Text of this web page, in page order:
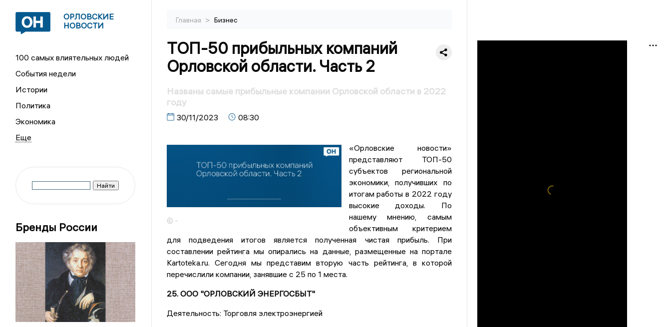
ОРЛОВСКИЕ
НОВОСТИ
100 самых влиятельных людей
События недели
Истории
Политика
Экономика
Бренды России
Главная > Бизнес
ТОП-50 прибыльных компаний
Орловской области. Часть 2
Названы самые прибыльные компании Орловской области в 2022
году
30/11/2023 08:30
© -
«Орловские новости»
представляют ТОП-50
субъектов региональной
экономики, получивших по
итогам работы в 2022 году
высокие доходы. По
нашему мнению, самым
объективным критерием
для подведения итогов является полученная чистая прибыль. При
составлении рейтинга мы опирались на данные, размещенные на портале
Kartoteka.ru. Сегодня мы представим вторую часть рейтинга, в которой
перечислили компании, занявшие с 25 по 1 места.
25. ООО "ОРЛОВСКИЙ ЭНЕРГОСБЫТ"
Деятельность: Торговля электроэнергией